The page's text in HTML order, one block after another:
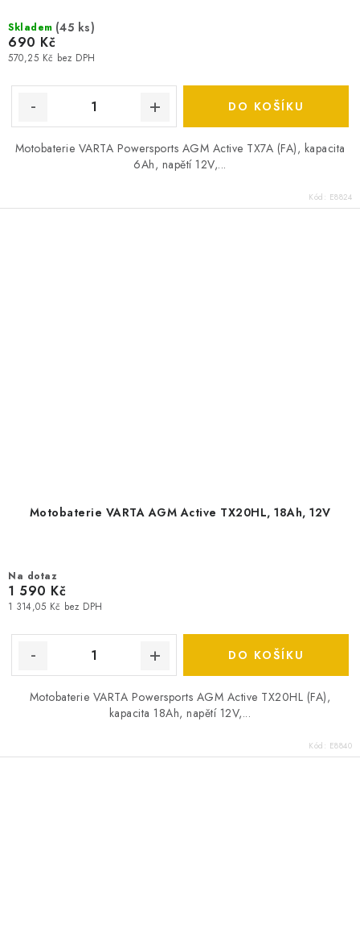
Skladem (45 ks)
570,25 Kč bez DPH
690 Kč
DO KOŠÍKU
Motobaterie VARTA Powersports AGM Active TX7A (FA), kapacita
6Ah, napětí 12V,...
Kód: E8824
Motobaterie VARTA AGM Active TX20HL, 18Ah, 12V
Na dotaz
1 314,05 Kč bez DPH
1 590 Kč
DO KOŠÍKU
Motobaterie VARTA Powersports AGM Active TX20HL (FA),
kapacita 18Ah, napětí 12V,...
Kód: E8840